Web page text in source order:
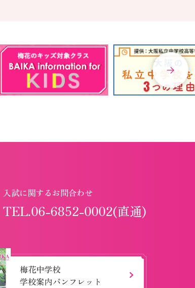
入試に関するお問合わせ
TEL.06-6852-0002(直通)
梅花中学校
学校案内パンフレット